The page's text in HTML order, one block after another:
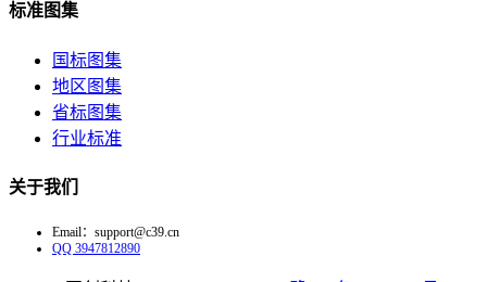
标准图集
国标图集
地区图集
省标图集
行业标准
关于我们
Email：support@c39.cn
QQ 3947812890